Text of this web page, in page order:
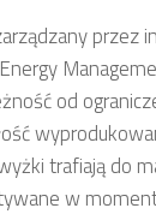
przez
od
trafiają do
w